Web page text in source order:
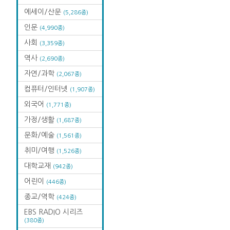
에세이/산문 (5,286종)
인문 (4,990종)
사회 (3,359종)
역사 (2,690종)
자연/과학 (2,067종)
컴퓨터/인터넷 (1,907종)
외국어 (1,771종)
가정/생활 (1,687종)
문화/예술 (1,561종)
취미/여행 (1,526종)
대학교재 (942종)
어린이 (446종)
종교/역학 (424종)
EBS RADIO 시리즈
(380종)